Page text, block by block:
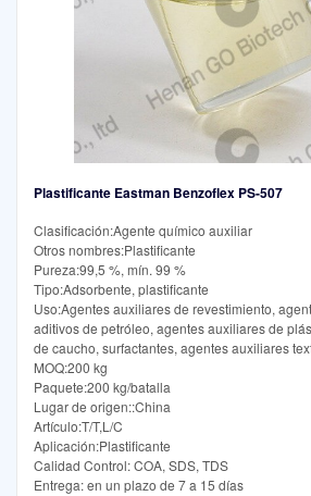
Plastificante Eastman Benzoflex PS-507
Clasificación:Agente químico auxiliar
Otros nombres:Plastificante
Pureza:99,5 %, mín. 99 %
Tipo:Adsorbente, plastificante
Uso:Agentes auxiliares de revestimiento,
aditivos de petróleo, agentes auxiliares de
de caucho, surfactantes, agentes auxiliares
MOQ:200 kg
Paquete:200 kg/batalla
Lugar de origen::China
Artículo:T/T,L/C
Aplicación:Plastificante
Calidad Control: COA, SDS, TDS
Entrega: en un plazo de 7 a 15 días